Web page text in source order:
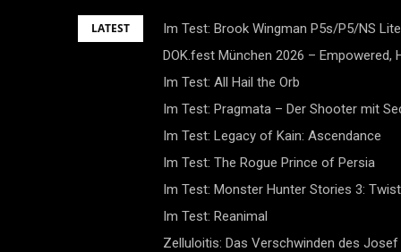
LATEST
Im Test: Brook Wingman P5s/P5/NS
DOK.fest München 2026 – Empowered,
Im Test: All Hail the Orb
Im Test: Pragmata – Der Shooter mit
Im Test: Legacy of Kain: Ascendance
Im Test: The Rogue Prince of Persia
Im Test: Monster Hunter Stories 3:
Im Test: Reanimal
Zelluloitis: Das Verschwinden des Josef